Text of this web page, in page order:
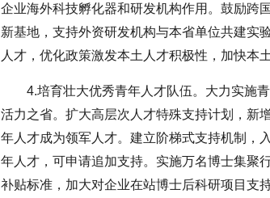
企业海外科技孵化器和研发机构作用。鼓励跨
新基地，支持外资研发机构与本省单位共建实
人才，优化政策激发本土人才积极性，加快本
4.培育壮大优秀青年人才队伍。大力实施
活力之省。扩大高层次人才特殊支持计划，新
年人才成为领军人才。建立阶梯式支持机制，
年人才，可申请追加支持。实施万名博士集聚
补贴标准，加大对企业在站博士后科研项目支